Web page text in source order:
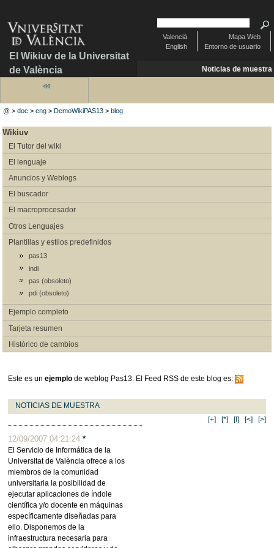
El Wikiuv de la Universitat
de València
Mapa Web
Entorno de usuario
Valencià
English
Noticias de muestra
@ >doc >eng >DemoWikiPAS13 >blog
Wikiuv
El Tutor del wiki
El lenguaje
Anuncios y Weblogs
El buscador
El macroprocesador
Otros Lenguajes
Plantillas y estilos predefinidos
pas13
indi
pas (obsoleto)
pdi (obsoleto)
Ejemplo completo
Tarjeta resumen
Histórico de cambios
Este es un ejemplode weblog Pas13. El Feed RSS de este blog es:
NOTICIAS DE MUESTRA
[+]
[*] [!] [<] [>]
12/09/2007 04:21:24 *
El Servicio de Informática de la
Universitat de València ofrece a los
miembros de la comunidad
universitaria la posibilidad de
ejecutar aplicaciones de índole
científica y/o docente en máquinas
específicamente diseñadas para
ello. Disponemos de la
infraestructura necesaria para